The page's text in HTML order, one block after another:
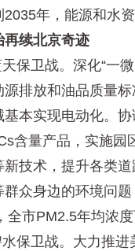
年，能源和水
续北京奇迹
卫战。深化“一微
排放和油品质量
本实现电动化。
含量产品，实施
技术，提升各类
群众身边的环境问
全市PM2.5年均浓
卫战。大力推进